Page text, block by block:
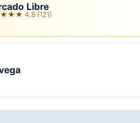
Libre
4.8 (121)